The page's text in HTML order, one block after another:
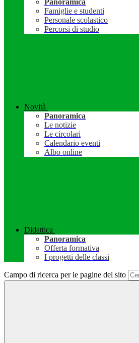
Panoramica
Famiglie e studenti
Personale scolastico
Percorsi di studio
Novità
Panoramica
Le notizie
Le circolari
Calendario eventi
Albo online
Didattica
Panoramica
Offerta formativa
I progetti delle classi
Campo di ricerca per le pagine del sito